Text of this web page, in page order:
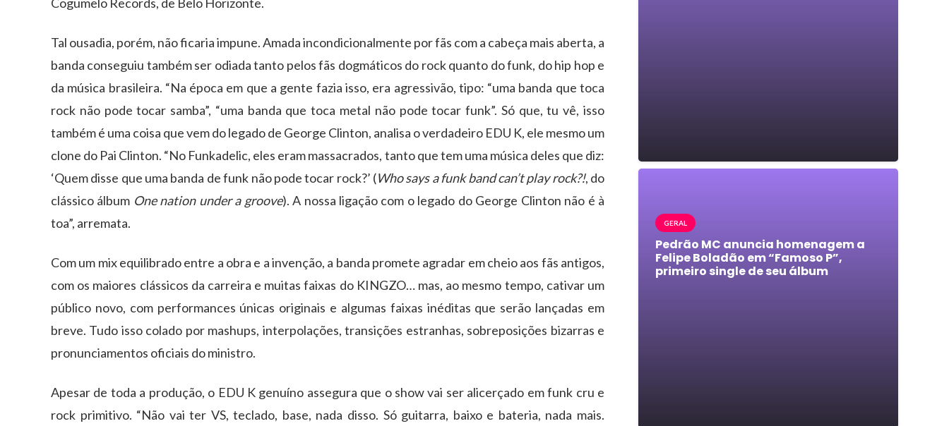
Tal ousadia, porém, não ficaria impune. Amada incondicionalmente por fãs com a cabeça mais aberta, a
banda conseguiu também ser odiada tanto pelos fãs dogmáticos do rock quanto do funk, do hip hop e
da música brasileira. “Na época em que a gente fazia isso, era agressivão, tipo: “uma banda que toca
rock não pode tocar samba”, “uma banda que toca metal não pode tocar funk”. Só que, tu vê, isso
também é uma coisa que vem do legado de George Clinton, analisa o verdadeiro EDU K, ele mesmo um
clone do Pai Clinton. “No Funkadelic, eles eram massacrados, tanto que tem uma música deles que diz:
‘Quem disse que uma banda de funk não pode tocar rock?’ (Who says a funk band can’t play rock?!, do
clássico álbum One nation under a groove). A nossa ligação com o legado do George Clinton não é à
toa”, arremata.
Com um mix equilibrado entre a obra e a invenção, a banda promete agradar em cheio aos fãs antigos,
com os maiores clássicos da carreira e muitas faixas do KINGZO… mas, ao mesmo tempo, cativar um
público novo, com performances únicas originais e algumas faixas inéditas que serão lançadas em
breve. Tudo isso colado por mashups, interpolações, transições estranhas, sobreposições bizarras e
pronunciamentos oficiais do ministro.
Apesar de toda a produção, o EDU K genuíno assegura que o show vai ser alicerçado em funk cru e
rock primitivo. “Não vai ter VS, teclado, base, nada disso. Só guitarra, baixo e bateria, nada mais.
GERAL
Pedrão MC anuncia homenagem a
Felipe Boladão em “Famoso P”,
primeiro single de seu álbum